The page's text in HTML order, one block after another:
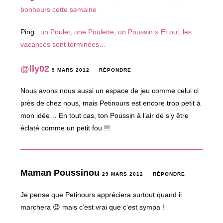
bonheurs cette semaine
Ping : un Poulet, une Poulette, un Poussin » Et oui, les
vacances sont terminées…
@lly02 9 MARS 2012 RÉPONDRE
Nous avons nous aussi un espace de jeu comme celui ci
près de chez nous, mais Petinours est encore trop petit à
mon idée… En tout cas, ton Poussin à l’air de s’y être
éclaté comme un petit fou !!!
Maman Poussinou29 MARS 2012 RÉPONDRE
Je pense que Petinours appréciera surtout quand il
marchera 😉 mais c’est vrai que c’est sympa !